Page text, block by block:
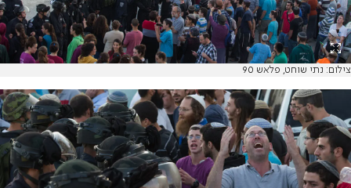
צילום: נתי שוחט, פלאש 90